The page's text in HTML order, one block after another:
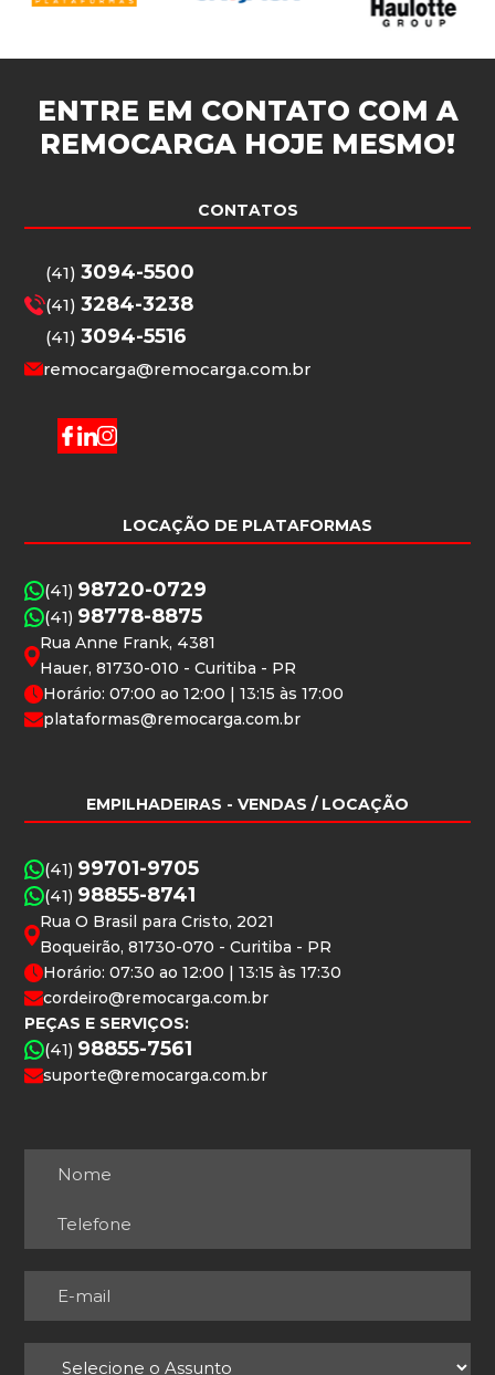
ENTRE EM CONTATO COM A
REMOCARGA HOJE MESMO!
CONTATOS
(41)3094-5500
(41)3284-3238
(41)3094-5516
remocarga@remocarga.com.br
LOCAÇÃO DE PLATAFORMAS
(41) 98720-0729
(41) 98778-8875
Rua Anne Frank, 4381
Hauer, 81730-010 - Curitiba - PR
Horário: 07:00 ao 12:00 | 13:15 às 17:00
plataformas@remocarga.com.br
EMPILHADEIRAS - VENDAS / LOCAÇÃO
(41) 99701-9705
(41) 98855-8741
Rua O Brasil para Cristo, 2021
Boqueirão, 81730-070 - Curitiba - PR
Horário: 07:30 ao 12:00 | 13:15 às 17:30
cordeiro@remocarga.com.br
PEÇAS E SERVIÇOS:
(41) 98855-7561
suporte@remocarga.com.br